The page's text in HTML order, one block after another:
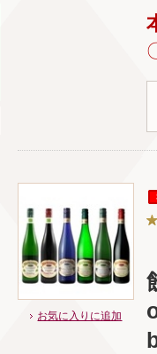
お気に入りに追加